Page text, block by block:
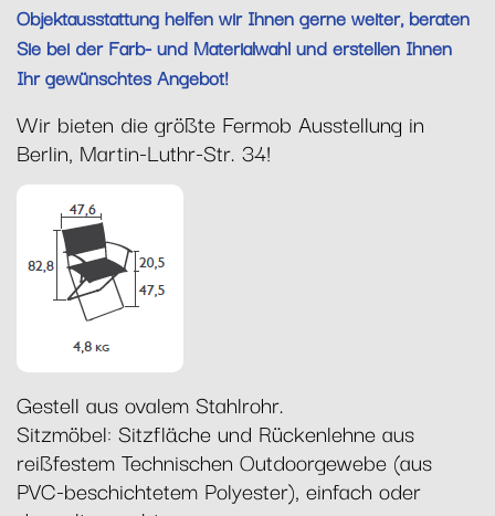
Objektausstattung helfen wir Ihnen gerne weiter, beraten
Sie bei der Farb- und Materialwahl und erstellen Ihnen
Ihr gewünschtes Angebot!
Wir bieten die größte Fermob Ausstellung in
Berlin, Martin-Luthr-Str. 34!
Gestell aus ovalem Stahlrohr.
Sitzmöbel: Sitzfläche und Rückenlehne aus
reißfestem Technischen Outdoorgewebe (aus
PVC-beschichtetem Polyester), einfach oder